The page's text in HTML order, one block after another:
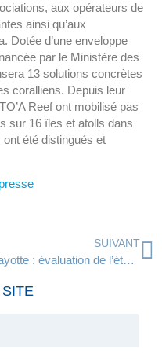
aux opérateurs de
ainsi qu’aux
Dotée d’une enveloppe
par le Ministère des
13 solutions concrètes
coralliens. Depuis leur
Reef ont mobilisé pas
sur 16 îles et atolls dans
été distingués et
SUIVANT
Mayotte : évaluation de l’état de santé des récifs coralliens et peuplements ichtyologiques